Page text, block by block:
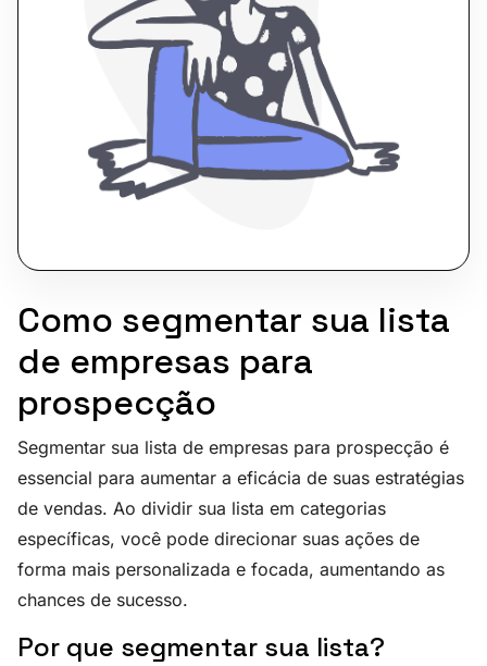
Como segmentar sua lista
de empresas para
prospecção
Segmentar sua lista de empresas para prospecção é
essencial para aumentar a eficácia de suas estratégias
de vendas. Ao dividir sua lista em categorias
específicas, você pode direcionar suas ações de
forma mais personalizada e focada, aumentando as
chances de sucesso.
Por que segmentar sua lista?